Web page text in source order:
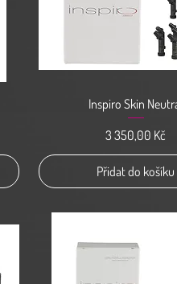
Rychlý náhled
Inspiro Skin
Cena
3 350,00 Kč
Přidat do košíku